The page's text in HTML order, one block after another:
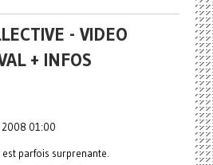
- VIDEO
+ INFOS
2008 01:00
parfois surprenante.